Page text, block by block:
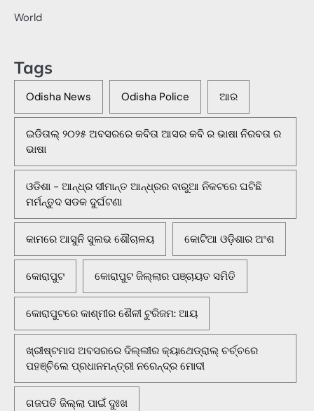
World
Tags
Odisha News Odisha Police ଆର
ଇଡିତାଲ୍ ୨୦୨୫ ଅବସରରେ କବିତା ଆସର କବି ର ଭାଷା ନିରବତା ର
ଭାଷା
ଓଡିଶା - ଆନ୍ଧ୍ର ସୀମାନ୍ତ ଆନ୍ଧ୍ରର ବାରୁଆ ନିକଟରେ ଘଟିଛି
ମର୍ମନ୍ତୁଦ ସଡକ ଦୁର୍ଘଟଣା
କାମରେ ଆସୁନି ସୁଲଭ ଶୌଚାଳୟ କୋଟିଆ ଓଡ଼ିଶାର ଅଂଶ
କୋରାପୁଟ କୋରାପୁଟ ଜିଲ୍ଲାର ପଞ୍ଚାୟତ ସମିତି
କୋରାପୁଟରେ କାଶ୍ମୀର ଶୈଳୀ ଟୁରିଜମ: ଆୟ
ଖ୍ରୀଷ୍ଟମାସ ଅବସରରେ ଦିଲ୍ଲୀର କ୍ୟାଥେଡ୍ରାଲ୍ ଚର୍ଚ୍ଚରେ
ପହଞ୍ଚିଲେ ପ୍ରଧାନମନ୍ତ୍ରୀ ନରେନ୍ଦ୍ର ମୋଦୀ
ଗଜପତି ଜିଲ୍ଲା ପାଇଁ ଦୁଃଖ